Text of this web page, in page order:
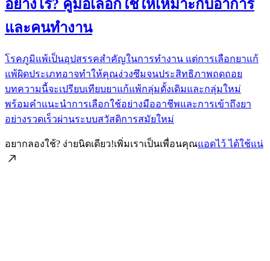
อย่างไร? คู่มือเลือกใช้ให้เหมาะกับอาการ
และคนทำงาน
โรคภูมิแพ้เป็นอุปสรรคสำคัญในการทำงาน แต่การเลือกยาแก้
แพ้ผิดประเภทอาจทำให้คุณง่วงซึมจนประสิทธิภาพถดถอย
บทความนี้จะเปรียบเทียบยาแก้แพ้กลุ่มดั้งเดิมและกลุ่มใหม่
พร้อมคำแนะนำการเลือกใช้อย่างมืออาชีพและการเข้าถึงยา
อย่างรวดเร็วผ่านระบบสวัสดิการสมัยใหม่
อยากลองใช้? ง่ายนิดเดียว!เพิ่มเราเป็นเพื่อนคุณแอดไว้ ได้ใช้แน่